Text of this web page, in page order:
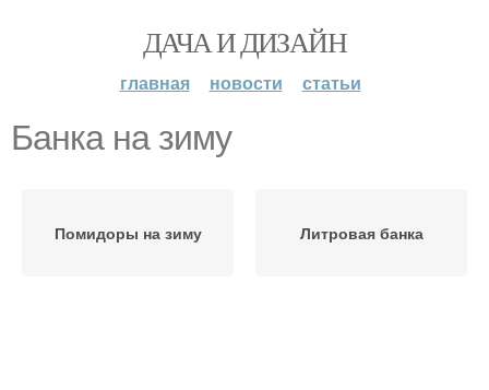
ДАЧА И ДИЗАЙН
главная новости статьи
Банка на зиму
Помидоры на зиму Литровая банка